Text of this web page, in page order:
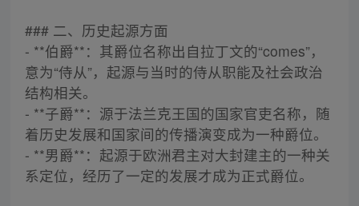
### 二、历史起源方面
- **伯爵**：其爵位名称出自拉丁文的“comes”，
意为“侍从”，起源与当时的侍从职能及社会政治
结构相关。
- **子爵**：源于法兰克王国的国家官吏名称，随
着历史发展和国家间的传播演变成为一种爵位。
- **男爵**：起源于欧洲君主对大封建主的一种关
系定位，经历了一定的发展才成为正式爵位。